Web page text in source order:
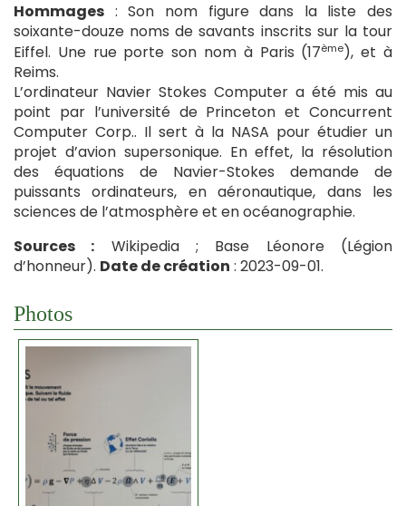
Hommages : Son nom figure dans la liste des
soixante-douze noms de savants inscrits sur la tour
Eiffel. Une rue porte son nom à Paris (17ème), et à
Reims.
L’ordinateur Navier Stokes Computer a été mis au
point par l’université de Princeton et Concurrent
Computer Corp.. Il sert à la NASA pour étudier un
projet d’avion supersonique. En effet, la résolution
des équations de Navier-Stokes demande de
puissants ordinateurs, en aéronautique, dans les
sciences de l’atmosphère et en océanographie.
Sources : Wikipedia ; Base Léonore (Légion
d’honneur). Date de création : 2023-09-01.
Photos